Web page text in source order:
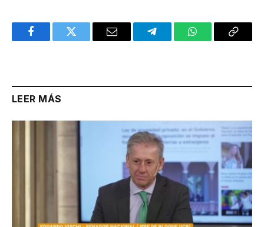
FacebookTwitter Email TelegramWhatsAppCopy
LEER MÁS